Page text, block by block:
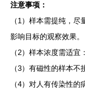
注意事项：
（1）样本需提纯，尽
影响目标的观察效果。
（2）样本浓度需适宜
（3）有磁性的样本不
（4）对人有传染性的